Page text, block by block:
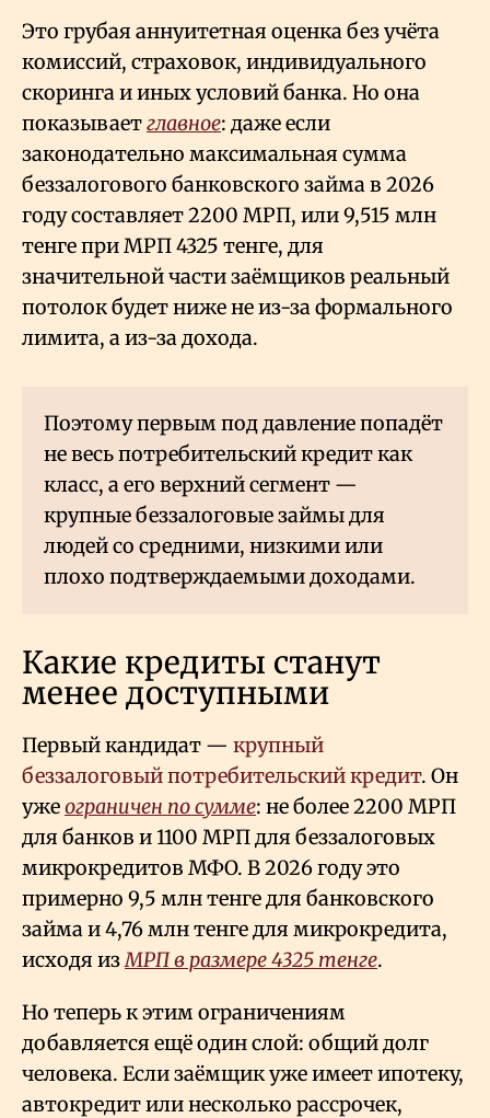
Это грубая аннуитетная оценка без учёта
комиссий, страховок, индивидуального
скоринга и иных условий банка. Но она
показываетглавное: даже если
законодательно максимальная сумма
беззалогового банковского займа в 2026
году составляет 2200 МРП, или 9,515 млн
тенге при МРП 4325 тенге, для
значительной части заёмщиков реальный
потолок будет ниже не из-за формального
лимита, а из-за дохода.
Поэтому первым под давление попадёт
не весь потребительский кредит как
класс, а его верхний сегмент —
крупные беззалоговые займы для
людей со средними, низкими или
плохо подтверждаемыми доходами.
Какие кредиты станут
менее доступными
Первый кандидат — крупный
беззалоговый потребительский кредит. Он
ужеограничен по сумме: не более 2200 МРП
для банков и 1100 МРП для беззалоговых
микрокредитов МФО. В 2026 году это
примерно 9,5 млн тенге для банковского
займа и 4,76 млн тенге для микрокредита,
исходя изМРП в размере 4325 тенге.
Но теперь к этим ограничениям
добавляется ещё один слой: общий долг
человека. Если заёмщик уже имеет ипотеку,
автокредит или несколько рассрочек,